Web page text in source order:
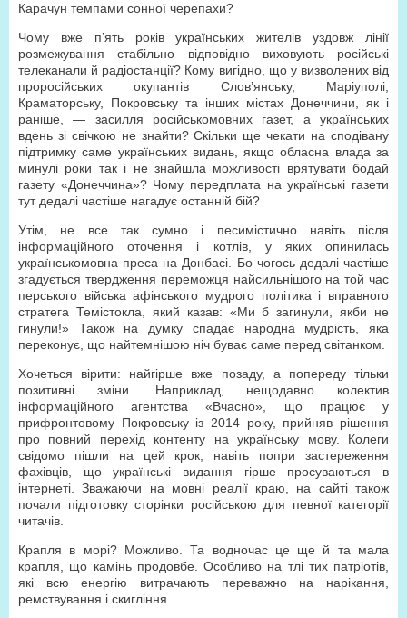
Карачун темпами сонної черепахи?
Чому вже п’ять років українських жителів уздовж лінії
розмежування стабільно відповідно виховують російські
телеканали й радіостанції? Кому вигідно, що у визволених від
проросійських окупантів Слов’янську, Маріуполі,
Краматорську, Покровську та інших містах Донеччини, як і
раніше, — засилля російськомовних газет, а українських
вдень зі свічкою не знайти? Скільки ще чекати на сподівану
підтримку саме українських видань, якщо обласна влада за
минулі роки так і не знайшла можливості врятувати бодай
газету «Донеччина»? Чому передплата на українські газети
тут дедалі частіше нагадує останній бій?
Утім, не все так сумно і песимістично навіть після
інформаційного оточення і котлів, у яких опинилась
українськомовна преса на Донбасі. Бо чогось дедалі частіше
згадується твердження переможця найсильнішого на той час
перського війська афінського мудрого політика і вправного
стратега Темістокла, який казав: «Ми б загинули, якби не
гинули!» Також на думку спадає народна мудрість, яка
переконує, що найтемнішою ніч буває саме перед світанком.
Хочеться вірити: найгірше вже позаду, а попереду тільки
позитивні зміни. Наприклад, нещодавно колектив
інформаційного агентства «Вчасно», що працює у
прифронтовому Покровську із 2014 року, прийняв рішення
про повний перехід контенту на українську мову. Колеги
свідомо пішли на цей крок, навіть попри застереження
фахівців, що українські видання гірше просуваються в
інтернеті. Зважаючи на мовні реалії краю, на сайті також
почали підготовку сторінки російською для певної категорії
читачів.
Крапля в морі? Можливо. Та водночас це ще й та мала
крапля, що камінь продовбе. Особливо на тлі тих патріотів,
які всю енергію витрачають переважно на нарікання,
ремствування і скигління.